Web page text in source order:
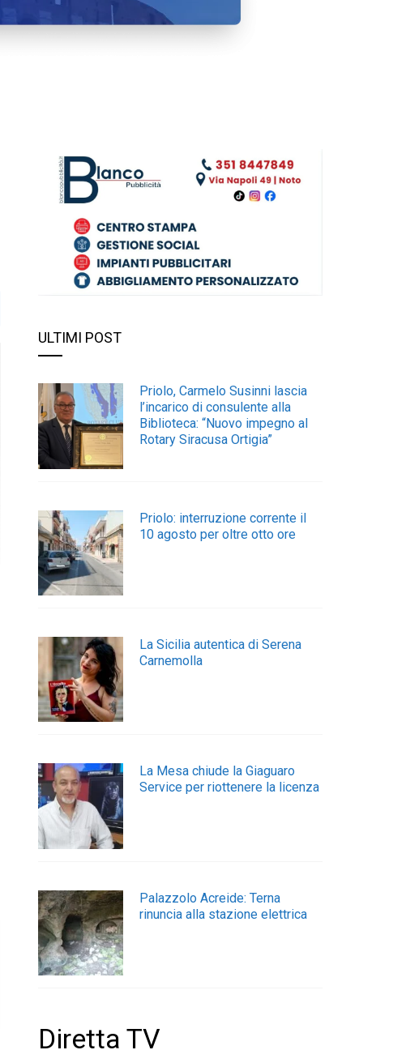
ULTIMI POST
Priolo, Carmelo Susinni lascia
l’incarico di consulente alla
Biblioteca: “Nuovo impegno al
Rotary Siracusa Ortigia”
Priolo: interruzione corrente il
10 agosto per oltre otto ore
La Sicilia autentica di Serena
Carnemolla
La Mesa chiude la Giaguaro
Service per riottenere la licenza
Palazzolo Acreide: Terna
rinuncia alla stazione elettrica
Diretta TV